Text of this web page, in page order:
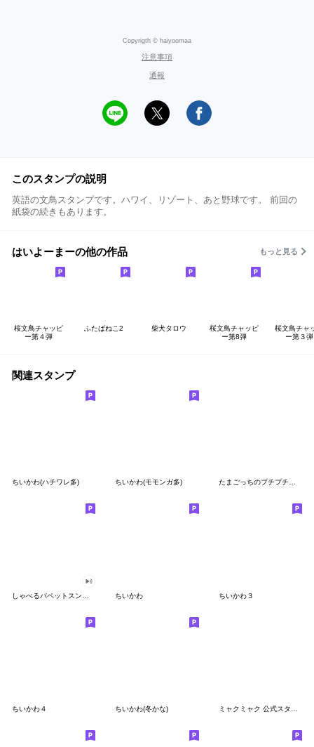
Copyrigth © haiyoomaa
注意事項
通報
このスタンプの説明
英語の文鳥スタンプです。ハワイ、リゾート、あと野球です。 前回の
紙袋の続きもあります。
はいよーまーの他の作品 もっと見る
桜文鳥チャッピ
ー第４弾
ふたばねこ2 柴犬タロウ
桜文鳥チャッピ
ー第8弾
桜文鳥チャ
ー第３弾
関連スタンプ
ちいかわ(ハチワレ多) ちいかわ(モモンガ多) たまごっちのプチプチおみせっち
ちいかわ ちいかわ３
ちいかわ４ ちいかわ(冬かな)